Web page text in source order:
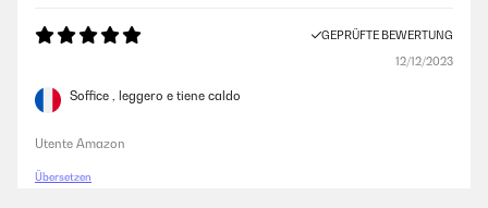
GEPRÜFTE BEWERTUNG
12/12/2023
Soffice , leggero e tiene caldo
Utente Amazon
Übersetzen